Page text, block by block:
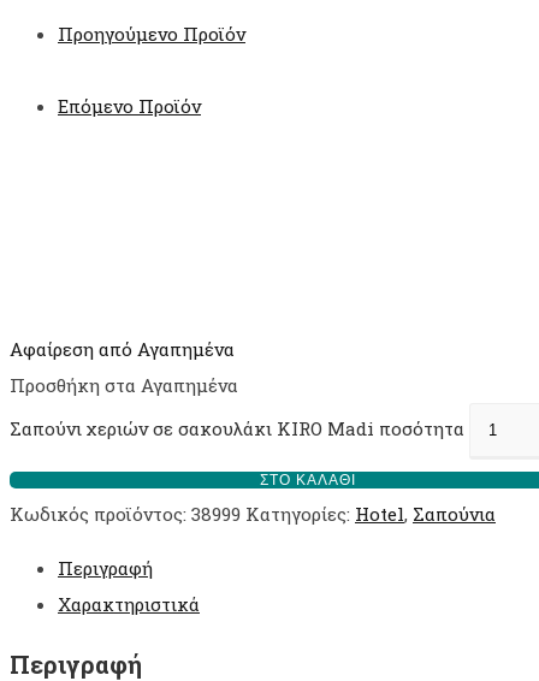
Προηγούμενο Προϊόν
Επόμενο Προϊόν
Αφαίρεση από Αγαπημένα
Προσθήκη στα Αγαπημένα
Σαπούνι χεριών σε σακουλάκι KIRO Madi ποσότητα
ΣΤΟ ΚΑΛΆΘΙ
Κωδικός προϊόντος: 38999 Κατηγορίες: Hotel, Σαπούνια
Περιγραφή
Χαρακτηριστικά
Περιγραφή